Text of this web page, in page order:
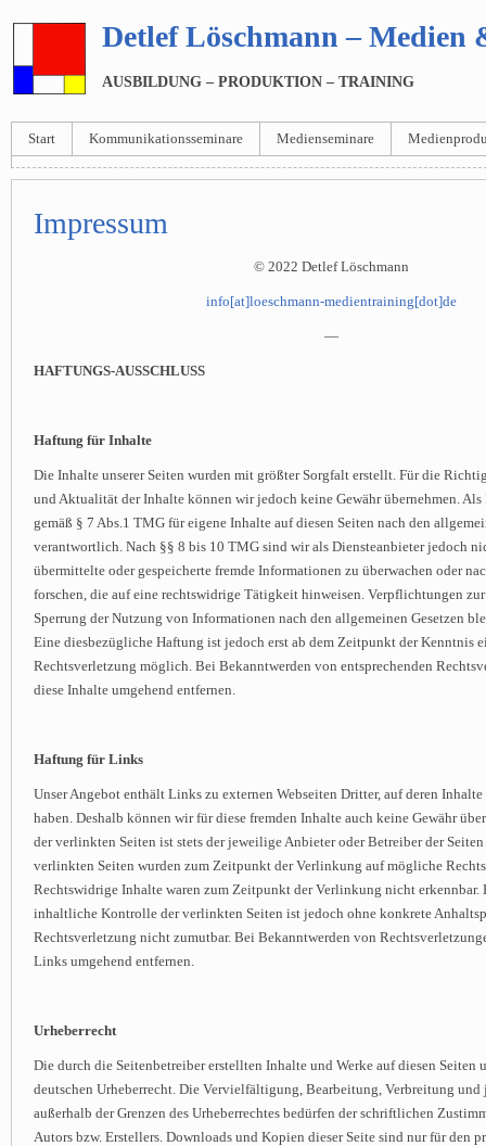
Detlef Löschmann –
AUSBILDUNG – PRODUKTION – TRAINING
Start Kommunikationsseminare Medienseminare
Impressum
© 2022 Detlef Löschmann
info[at]loeschmann-medientraining[dot]de
—
HAFTUNGS-AUSSCHLUSS
Haftung für Inhalte
Die Inhalte unserer Seiten wurden mit größter Sorgfalt erstellt. Für die
und Aktualität der Inhalte können wir jedoch keine Gewähr übernehmen.
gemäß § 7 Abs.1 TMG für eigene Inhalte auf diesen Seiten nach den
verantwortlich. Nach §§ 8 bis 10 TMG sind wir als Diensteanbieter jedoch
übermittelte oder gespeicherte fremde Informationen zu überwachen oder
forschen, die auf eine rechtswidrige Tätigkeit hinweisen. Verpflichtungen
Sperrung der Nutzung von Informationen nach den allgemeinen Gesetzen
Eine diesbezügliche Haftung ist jedoch erst ab dem Zeitpunkt der Kenntnis
Rechtsverletzung möglich. Bei Bekanntwerden von entsprechenden
diese Inhalte umgehend entfernen.
Haftung für Links
Unser Angebot enthält Links zu externen Webseiten Dritter, auf deren
haben. Deshalb können wir für diese fremden Inhalte auch keine Gewähr
der verlinkten Seiten ist stets der jeweilige Anbieter oder Betreiber der
verlinkten Seiten wurden zum Zeitpunkt der Verlinkung auf mögliche
Rechtswidrige Inhalte waren zum Zeitpunkt der Verlinkung nicht erkennbar.
inhaltliche Kontrolle der verlinkten Seiten ist jedoch ohne konkrete
Rechtsverletzung nicht zumutbar. Bei Bekanntwerden von
Links umgehend entfernen.
Urheberrecht
Die durch die Seitenbetreiber erstellten Inhalte und Werke auf diesen Seiten
deutschen Urheberrecht. Die Vervielfältigung, Bearbeitung, Verbreitung und
außerhalb der Grenzen des Urheberrechtes bedürfen der schriftlichen
Autors bzw. Erstellers. Downloads und Kopien dieser Seite sind nur für den